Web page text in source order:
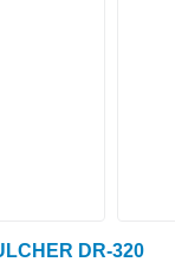
DR-320